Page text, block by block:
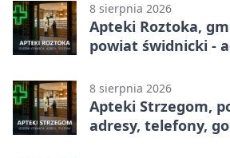
8 sierpnia 2026
Apteki Roztoka,
powiat świdnicki -
8 sierpnia 2026
Apteki Strzegom,
adresy, telefony,